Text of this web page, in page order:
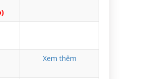
Xem thêm